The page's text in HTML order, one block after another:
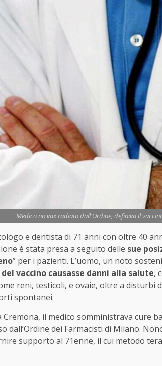
Medico no vax radiato dall'Ordine, definiva il
e dentista di 71 anni con oltre 40
è stata presa a seguito delle sue
” per i pazienti. L’uomo, un noto
vaccino causasse danni alla salute,
reni, testicoli, e ovaie, oltre a disturbi
spontanei.
Cremona, il medico somministrava cure
dall’Ordine dei Farmacisti di Milano.
supporto al 71enne, il cui metodo